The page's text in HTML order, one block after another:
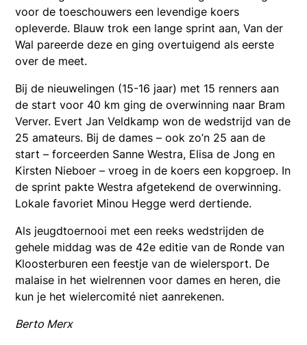
voor de toeschouwers een levendige koers
opleverde. Blauw trok een lange sprint aan, Van der
Wal pareerde deze en ging overtuigend als eerste
over de meet.
Bij de nieuwelingen (15-16 jaar) met 15 renners aan
de start voor 40 km ging de overwinning naar Bram
Verver. Evert Jan Veldkamp won de wedstrijd van de
25 amateurs. Bij de dames – ook zo’n 25 aan de
start – forceerden Sanne Westra, Elisa de Jong en
Kirsten Nieboer – vroeg in de koers een kopgroep. In
de sprint pakte Westra afgetekend de overwinning.
Lokale favoriet Minou Hegge werd dertiende.
Als jeugdtoernooi met een reeks wedstrijden de
gehele middag was de 42e editie van de Ronde van
Kloosterburen een feestje van de wielersport. De
malaise in het wielrennen voor dames en heren, die
kun je het wielercomité niet aanrekenen.
Berto Merx